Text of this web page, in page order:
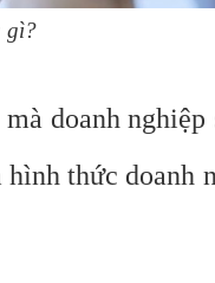
gì?
doanh
thức